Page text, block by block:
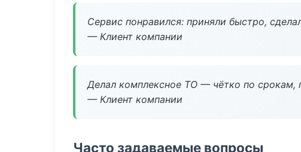
Сервис понравился: приняли быстро,
— Клиент компании
Делал комплексное ТО — чётко по срокам,
— Клиент компании
Часто задаваемые вопросы